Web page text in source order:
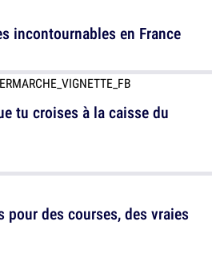
incontournables en France
pour des courses, des vraies
tu croises à la caisse du